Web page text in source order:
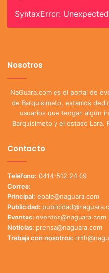
SyntaxError:
Nosotros
NaGuara.com es el portal de
de Barquisimeto, estamos
usuarios que tengan algún
Barquisimeto y el estado Lara.
Contacto
Teléfono: 0414-512.24.09
Correo:
Principal: epale@naguara.com
Publicidad:
Eventos: eventos@naguara.com
Noticias: prensa@naguara.com
Trabaja con nosotros: